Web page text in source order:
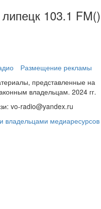
103.1 FM()
Размещение рекламы
представленные на
владельцам. 2024 гг.
vo-radio@yandex.ru
владельцами медиаресурсов